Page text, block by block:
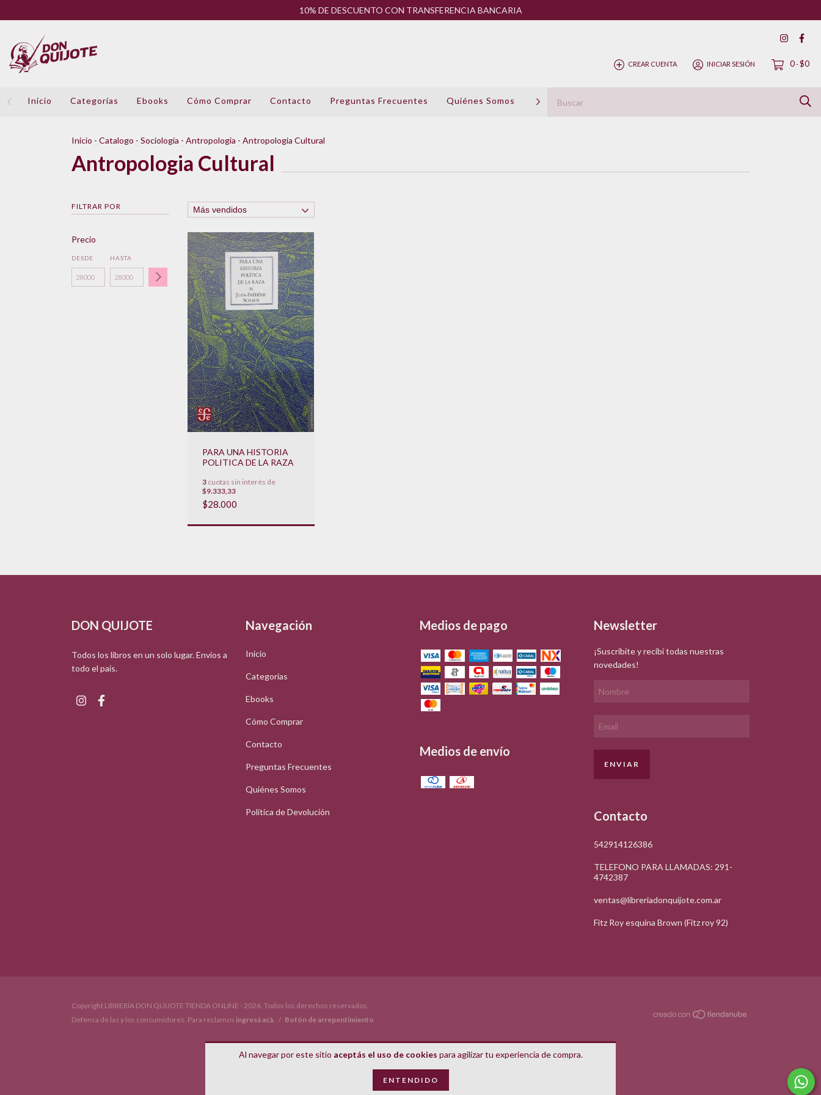
10% DE DESCUENTO CON TRANSFERENCIA BANCARIA
CREAR CUENTA INICIAR SESIÓN 0-$0
Inicio Categorías Ebooks Cómo Comprar Contacto Preguntas Frecuentes Quiénes Somos Política de Devolución
Al navegar por este sitio aceptás el uso de cookies para agilizar tu experiencia de compra.
ENTENDIDO
Inicio - Catalogo - Sociologia - Antropologia - Antropologia Cultural
Antropologia Cultural
FILTRAR POR
Precio
DESDE HASTA
PARA UNA HISTORIA
POLITICA DE LA RAZA
3 cuotas sin interés de
$9.333,33
$28.000
DON QUIJOTE
Todos los libros en un solo lugar. Envíos a
todo el país.
Navegación
Inicio
Categorías
Ebooks
Cómo Comprar
Contacto
Preguntas Frecuentes
Quiénes Somos
Política de Devolución
Medios de pago
Medios de envío
Newsletter
¡Suscribite y recibí todas nuestras
novedades!
Contacto
542914126386
TELEFONO PARA LLAMADAS: 291-
4742387
ventas@libreriadonquijote.com.ar
Fitz Roy esquina Brown (Fitz roy 92)
Copyright LIBRERÍA DON QUIJOTE TIENDA ONLINE - 2026. Todos los derechos reservados.
Defensa de las y los consumidores. Para reclamos ingresá acá. / Botón de arrepentimiento